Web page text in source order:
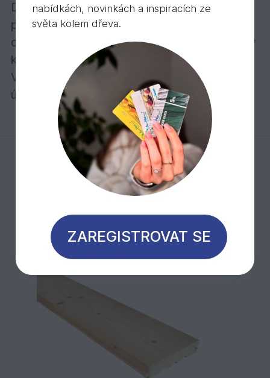
Doporučujeme na povrchovou úpravu
palubek nátěry Osmo Color. Možnost
objednání doplňkového sortimentu: příchytky
k palubkám, vruty a lišty z masivního dřeva.
Veškeré profily s perem a drážkou uvádíme a
účtujeme za m2 včetně pera.
Mohlo by Vás zajímat
nabídkách, novinkách a inspiracích ze
světa kolem dřeva.
ZAREGISTROVAT SE